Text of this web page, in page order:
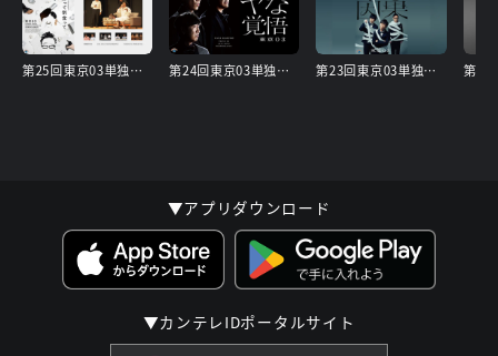
第25回東京03単独公演「寄り添って割食って」 第24回東京03単独公演「ヤな覚悟」 第23回東京03単独公演「ヤな因果」
▼アプリダウンロード
▼カンテレIDポータルサイト